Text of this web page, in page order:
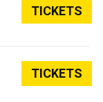
TICKETS
TICKETS